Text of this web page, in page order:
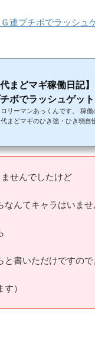
連プチボでラッシュ
代まどマギ稼働日記
ボでラッシュゲッ
リーマンあっくんです。 稼
まどマギのひき強・ひき弱
話温めておいてぜひご報告
ね...
せんでしたけど
なんてキャラはいま
書いただけですので
）